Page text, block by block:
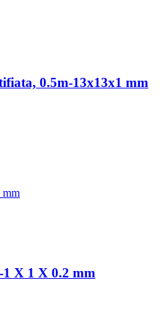
0.5m-13x13x1 mm
mm
1 X 1 X 0.2 mm